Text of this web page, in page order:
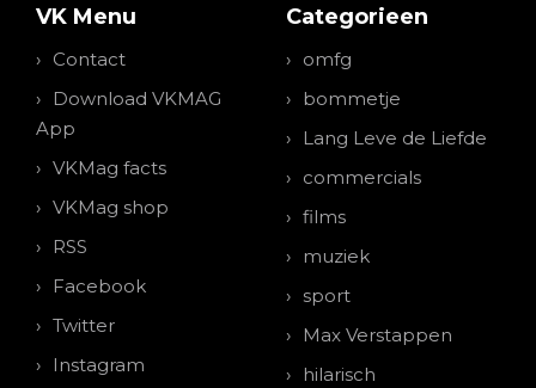
VK Menu
Contact
Download VKMAG
App
VKMag facts
VKMag shop
RSS
Facebook
Twitter
Instagram
Categorieen
omfg
bommetje
Lang Leve de Liefde
commercials
films
muziek
sport
Max Verstappen
hilarisch